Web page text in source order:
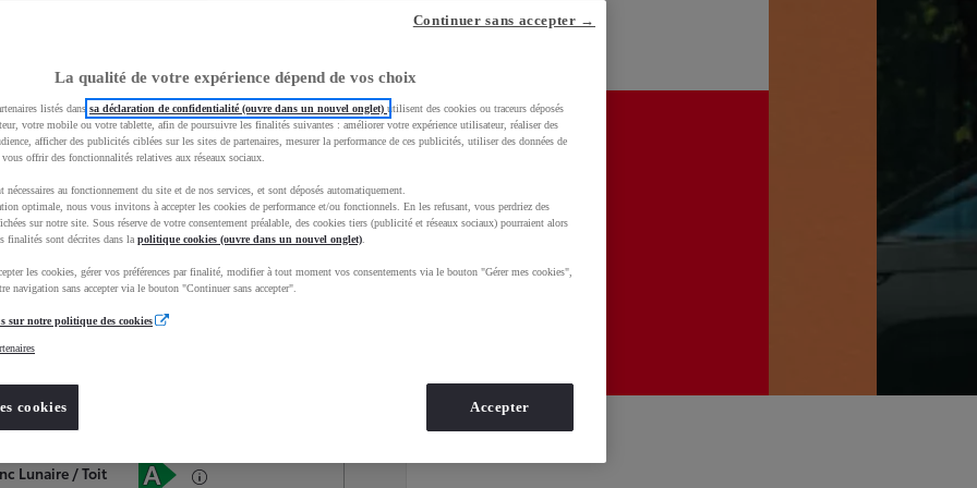
Services Concession
Occasions
Lunaire / Toit
La qualité de votre expérience dépend de vos choix
listés dans sa déclaration de confidentialité (ouvre dans un nouvel onglet) utilisent des cookies ou traceurs déposés
votre mobile ou votre tablette, afin de poursuivre les finalités suivantes : améliorer votre expérience utilisateur, réaliser des
afficher des publicités ciblées sur les sites de partenaires, mesurer la performance de ces publicités, utiliser des données de
offrir des fonctionnalités relatives aux réseaux sociaux.
nécessaires au fonctionnement du site et de nos services, et sont déposés automatiquement.
optimale, nous vous invitons à accepter les cookies de performance et/ou fonctionnels. En les refusant, vous perdriez des
sur notre site. Sous réserve de votre consentement préalable, des cookies tiers (publicité et réseaux sociaux) pourraient alors
finalités sont décrites dans la politique cookies (ouvre dans un nouvel onglet)
les cookies, gérer vos préférences par finalité, modifier à tout moment vos consentements via le bouton "Gérer mes cookies",
navigation sans accepter via le bouton "Continuer sans accepter".
sur notre politique des cookies
cookies
Continuer sans accepter →
Accepter